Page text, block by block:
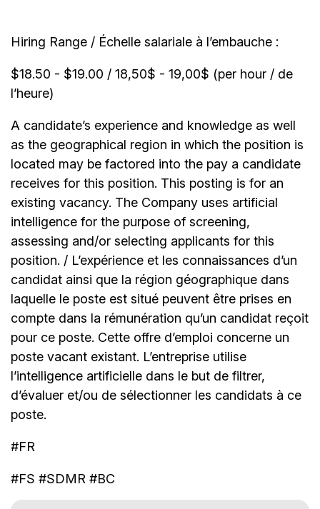
Hiring Range / Échelle salariale à l’embauche :
$18.50 - $19.00 / 18,50$ - 19,00$ (per hour / de
l’heure)
A candidate’s experience and knowledge as well
as the geographical region in which the position is
located may be factored into the pay a candidate
receives for this position. This posting is for an
existing vacancy. The Company uses artificial
intelligence for the purpose of screening,
assessing and/or selecting applicants for this
position. / L’expérience et les connaissances d’un
candidat ainsi que la région géographique dans
laquelle le poste est situé peuvent être prises en
compte dans la rémunération qu’un candidat reçoit
pour ce poste. Cette offre d’emploi concerne un
poste vacant existant. L’entreprise utilise
l’intelligence artificielle dans le but de filtrer,
d’évaluer et/ou de sélectionner les candidats à ce
poste.
#FR
#FS #SDMR #BC